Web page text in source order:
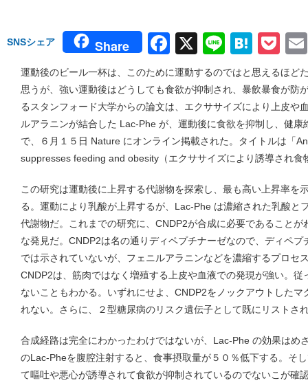
SNSシェア Share Facebook
X Line
運動後のビール一杯は、このために運動するのではと思えるほど
思うが、強い運動後はどうしても食欲が抑制され、暴飲暴食が防
るスタンフォード大学からの論文は、エクササイズにより上皮や
ルアラニンが結合した Lac-Phe が、運動後に食欲を抑制し、健
で、６月１５日 Nature にオンライン掲載された。タイトルは「
suppresses feeding and obesity（エクササイズにより誘導され食
この研究は運動後に上昇する代謝物を探索し、最も高い上昇率を
る。運動により乳酸が上昇するが、Lac-Phe は濃縮された乳酸と
代謝物だ。これまでの研究に、CNDP2が合成に必要であること
な発見だ。CNDP2は名の通りディペプチナーゼなので、ディペ
では示されていないが、フェニルアラニンなどを濃縮するプロセ
CNDP2は、筋肉ではなく増殖する上皮や血液での発現が強い。
ないこともわかる。いずれにせよ、CNDP2をノックアウトした
れない。さらに、２型糖尿病のリスク遺伝子として既にリストさ
合成経路は完全にわかったわけではないが、Lac-Phe の効果はめ
のLac-Pheを腹腔注射すると、食事摂取量が５０％低下する。そ
て嘔吐や悪心が誘導されて食欲が抑制されているのでないこが確